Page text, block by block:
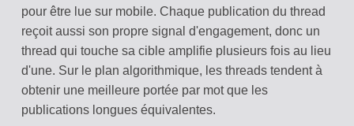
pour être lue sur mobile. Chaque publication du thread
reçoit aussi son propre signal d'engagement, donc un
thread qui touche sa cible amplifie plusieurs fois au lieu
d'une. Sur le plan algorithmique, les threads tendent à
obtenir une meilleure portée par mot que les
publications longues équivalentes.